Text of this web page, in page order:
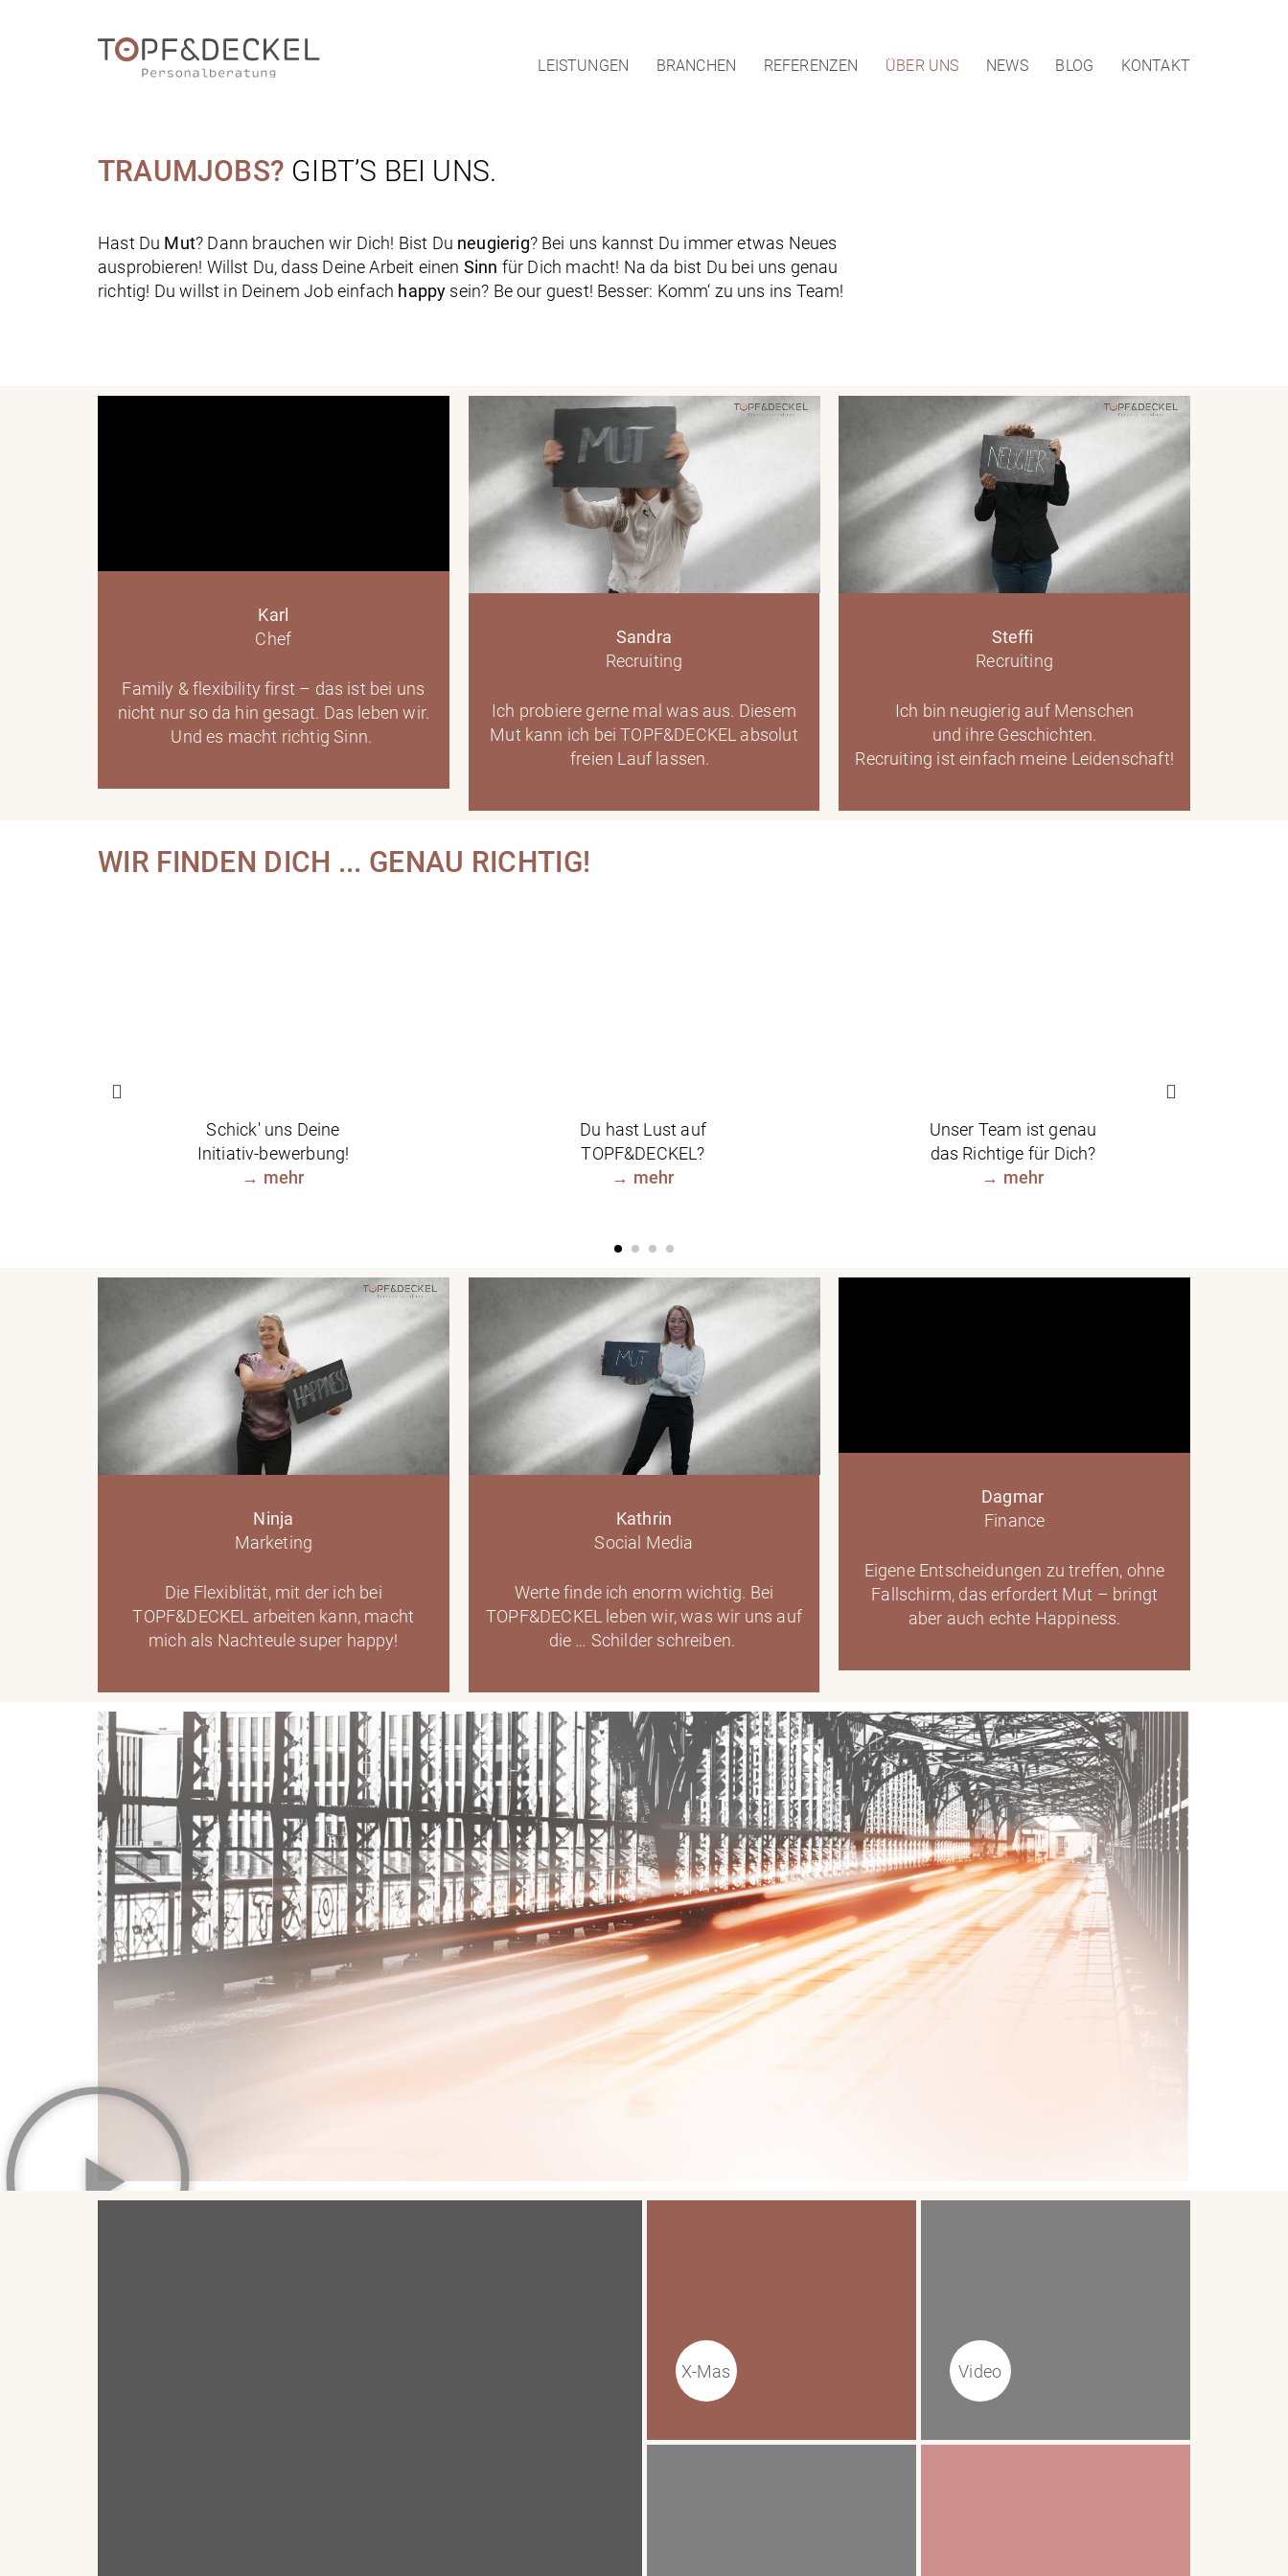
LEISTUNGEN BRANCHEN REFERENZEN ÜBER UNS NEWS BLOG KONTAKT
TRAUMJOBS? GIBT’S BEI UNS.
Hast Du Mut? Dann brauchen wir Dich! Bist Du neugierig? Bei uns kannst Du immer etwas Neues
ausprobieren! Willst Du, dass Deine Arbeit einen Sinn für Dich macht! Na da bist Du bei uns genau
richtig! Du willst in Deinem Job einfach happy sein? Be our guest! Besser: Komm‘ zu uns ins Team!
Karl
Chef
Family & flexibility first – das ist bei uns
nicht nur so da hin gesagt. Das leben wir.
Und es macht richtig Sinn.
Sandra
Recruiting
Ich probiere gerne mal was aus. Diesem
Mut kann ich bei TOPF&DECKEL absolut
freien Lauf lassen.
Steffi
Recruiting
Ich bin neugierig auf Menschen
und ihre Geschichten.
Recruiting ist einfach meine Leidenschaft!
WIR FINDEN DICH ... GENAU RICHTIG!
Schick' uns Deine
Initiativ-bewerbung!
→ mehr
Du hast Lust auf
TOPF&DECKEL?
→ mehr
Unser Team ist genau
das Richtige für Dich?
→ mehr
Ninja
Marketing
Die Flexiblität, mit der ich bei
TOPF&DECKEL arbeiten kann, macht
mich als Nachteule super happy!
Kathrin
Social Media
Werte finde ich enorm wichtig. Bei
TOPF&DECKEL leben wir, was wir uns auf
die … Schilder schreiben.
Dagmar
Finance
Eigene Entscheidungen zu treffen, ohne
Fallschirm, das erfordert Mut – bringt
aber auch echte Happiness.
X-Mas Video